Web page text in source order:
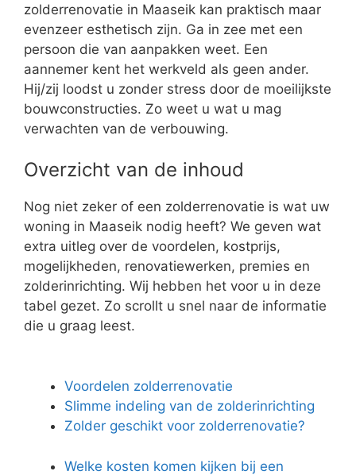
zolderrenovatie in Maaseik kan praktisch maar
evenzeer esthetisch zijn. Ga in zee met een
persoon die van aanpakken weet. Een
aannemer kent het werkveld als geen ander.
Hij/zij loodst u zonder stress door de moeilijkste
bouwconstructies. Zo weet u wat u mag
verwachten van de verbouwing.
Overzicht van de inhoud
Nog niet zeker of een zolderrenovatie is wat uw
woning in Maaseik nodig heeft? We geven wat
extra uitleg over de voordelen, kostprijs,
mogelijkheden, renovatiewerken, premies en
zolderinrichting. Wij hebben het voor u in deze
tabel gezet. Zo scrollt u snel naar de informatie
die u graag leest.
Voordelen zolderrenovatie
Slimme indeling van de zolderinrichting
Zolder geschikt voor zolderrenovatie?
Welke kosten komen kijken bij een